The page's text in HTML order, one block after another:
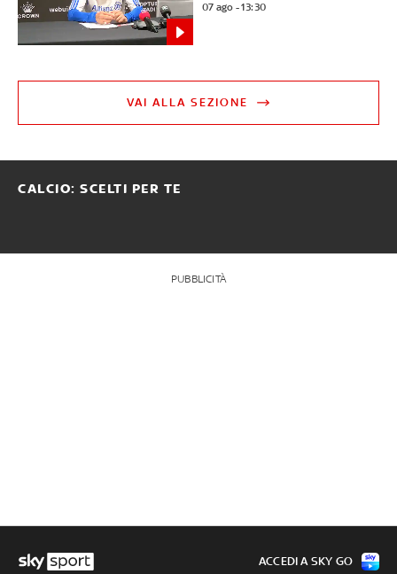
07 ago - 13:30
VAI ALLA SEZIONE
CALCIO: SCELTI PER TE
PUBBLICITÀ
ACCEDI A SKY GO